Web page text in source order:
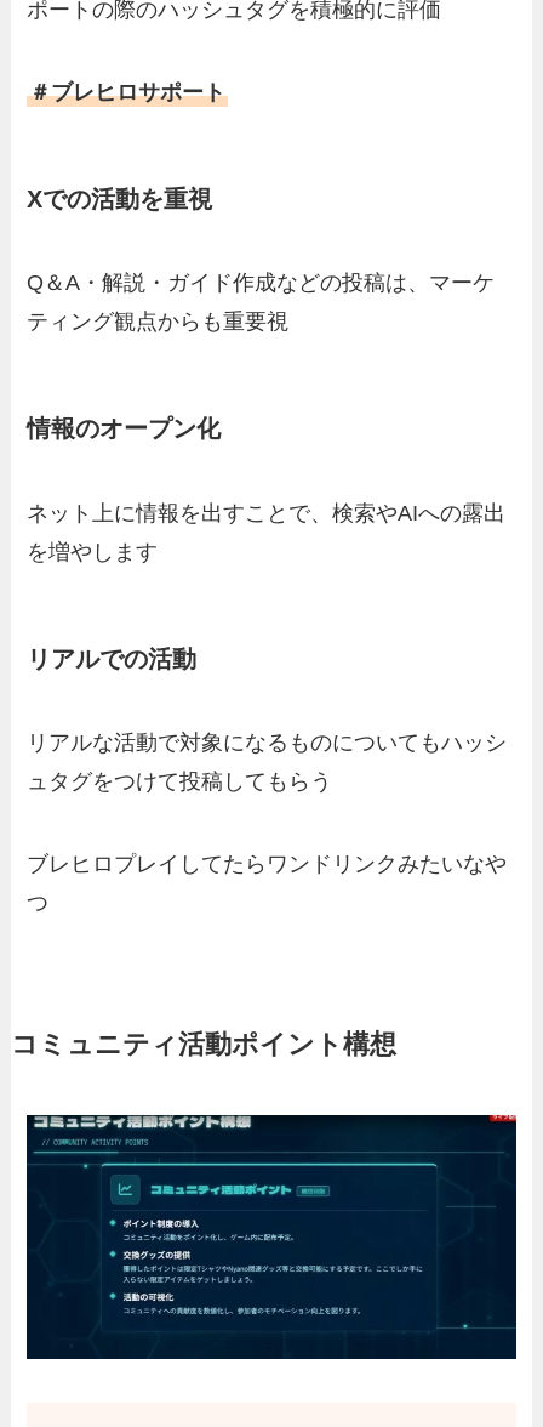
ポートの際のハッシュタグを積極的に評価
＃ブレヒロサポート
Xでの活動を重視
Q＆A・解説・ガイド作成などの投稿は、マーケ
ティング観点からも重要視
情報のオープン化
ネット上に情報を出すことで、検索やAIへの露出
を増やします
リアルでの活動
リアルな活動で対象になるものについてもハッシ
ュタグをつけて投稿してもらう
ブレヒロプレイしてたらワンドリンクみたいなや
つ
コミュニティ活動ポイント構想